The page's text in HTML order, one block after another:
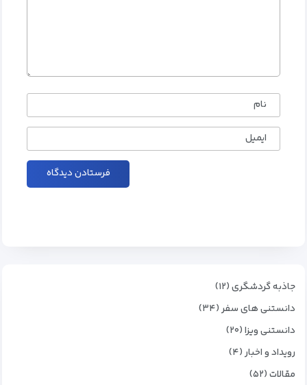
نام
ایمیل
جاذبه گردشگری (۱۲)
دانستنی های سفر (۳۴)
دانستنی ویزا (۲۰)
رویداد و اخبار (۴)
مقالات (۵۲)